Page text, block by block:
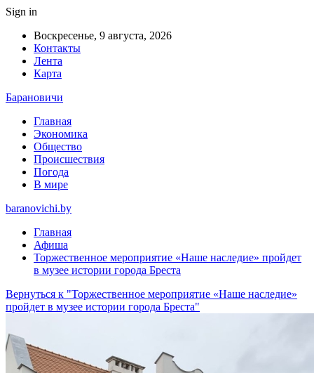
Sign in
Воскресенье, 9 августа, 2026
Контакты
Лента
Карта
Барановичи
Главная
Экономика
Общество
Происшествия
Погода
В мире
baranovichi.by
Главная
Афиша
Торжественное мероприятие «Наше наследие» пройдет
в музее истории города Бреста
Вернуться к "Торжественное мероприятие «Наше наследие»
пройдет в музее истории города Бреста"